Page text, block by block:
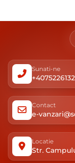
Sunati-ne
Contact
e-
Locatie
Str.